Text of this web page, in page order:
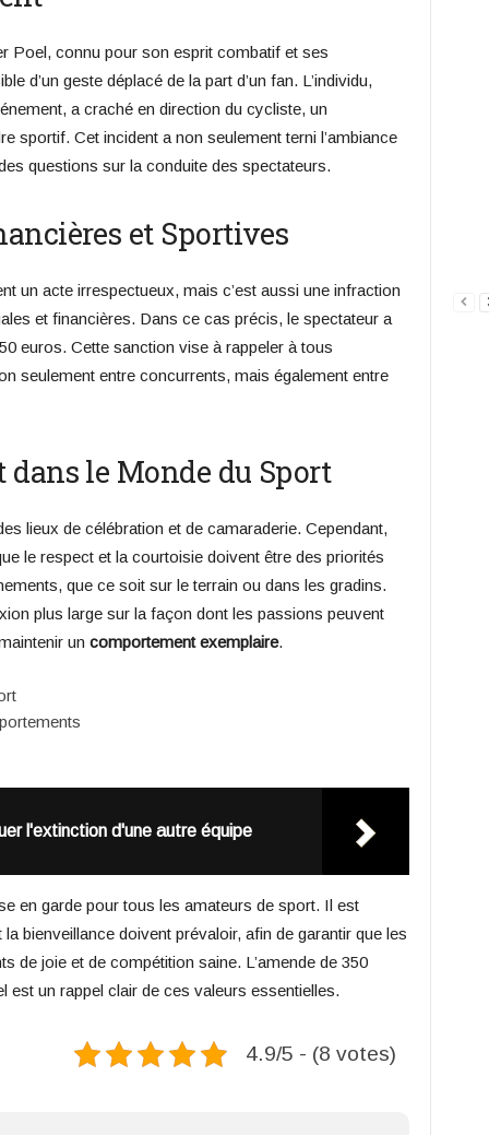
Poel, connu pour son esprit combatif et ses
d’un geste déplacé de la part d’un fan. L’individu,
a craché en direction du cycliste, un
sportif. Cet incident a non seulement terni l’ambiance
questions sur la conduite des spectateurs.
et Sportives
un acte irrespectueux, mais c’est aussi une infraction
et financières. Dans ce cas précis, le spectateur a
euros. Cette sanction vise à rappeler à tous
seulement entre concurrents, mais également entre
dans le Monde du Sport
lieux de célébration et de camaraderie. Cependant,
le respect et la courtoisie doivent être des priorités
que ce soit sur le terrain ou dans les gradins.
plus large sur la façon dont les passions peuvent
un comportement exemplaire.
l'extinction d'une autre équipe
en garde pour tous les amateurs de sport. Il est
bienveillance doivent prévaloir, afin de garantir que les
de joie et de compétition saine. L’amende de 350
un rappel clair de ces valeurs essentielles.
4.9/5 - (8 votes)